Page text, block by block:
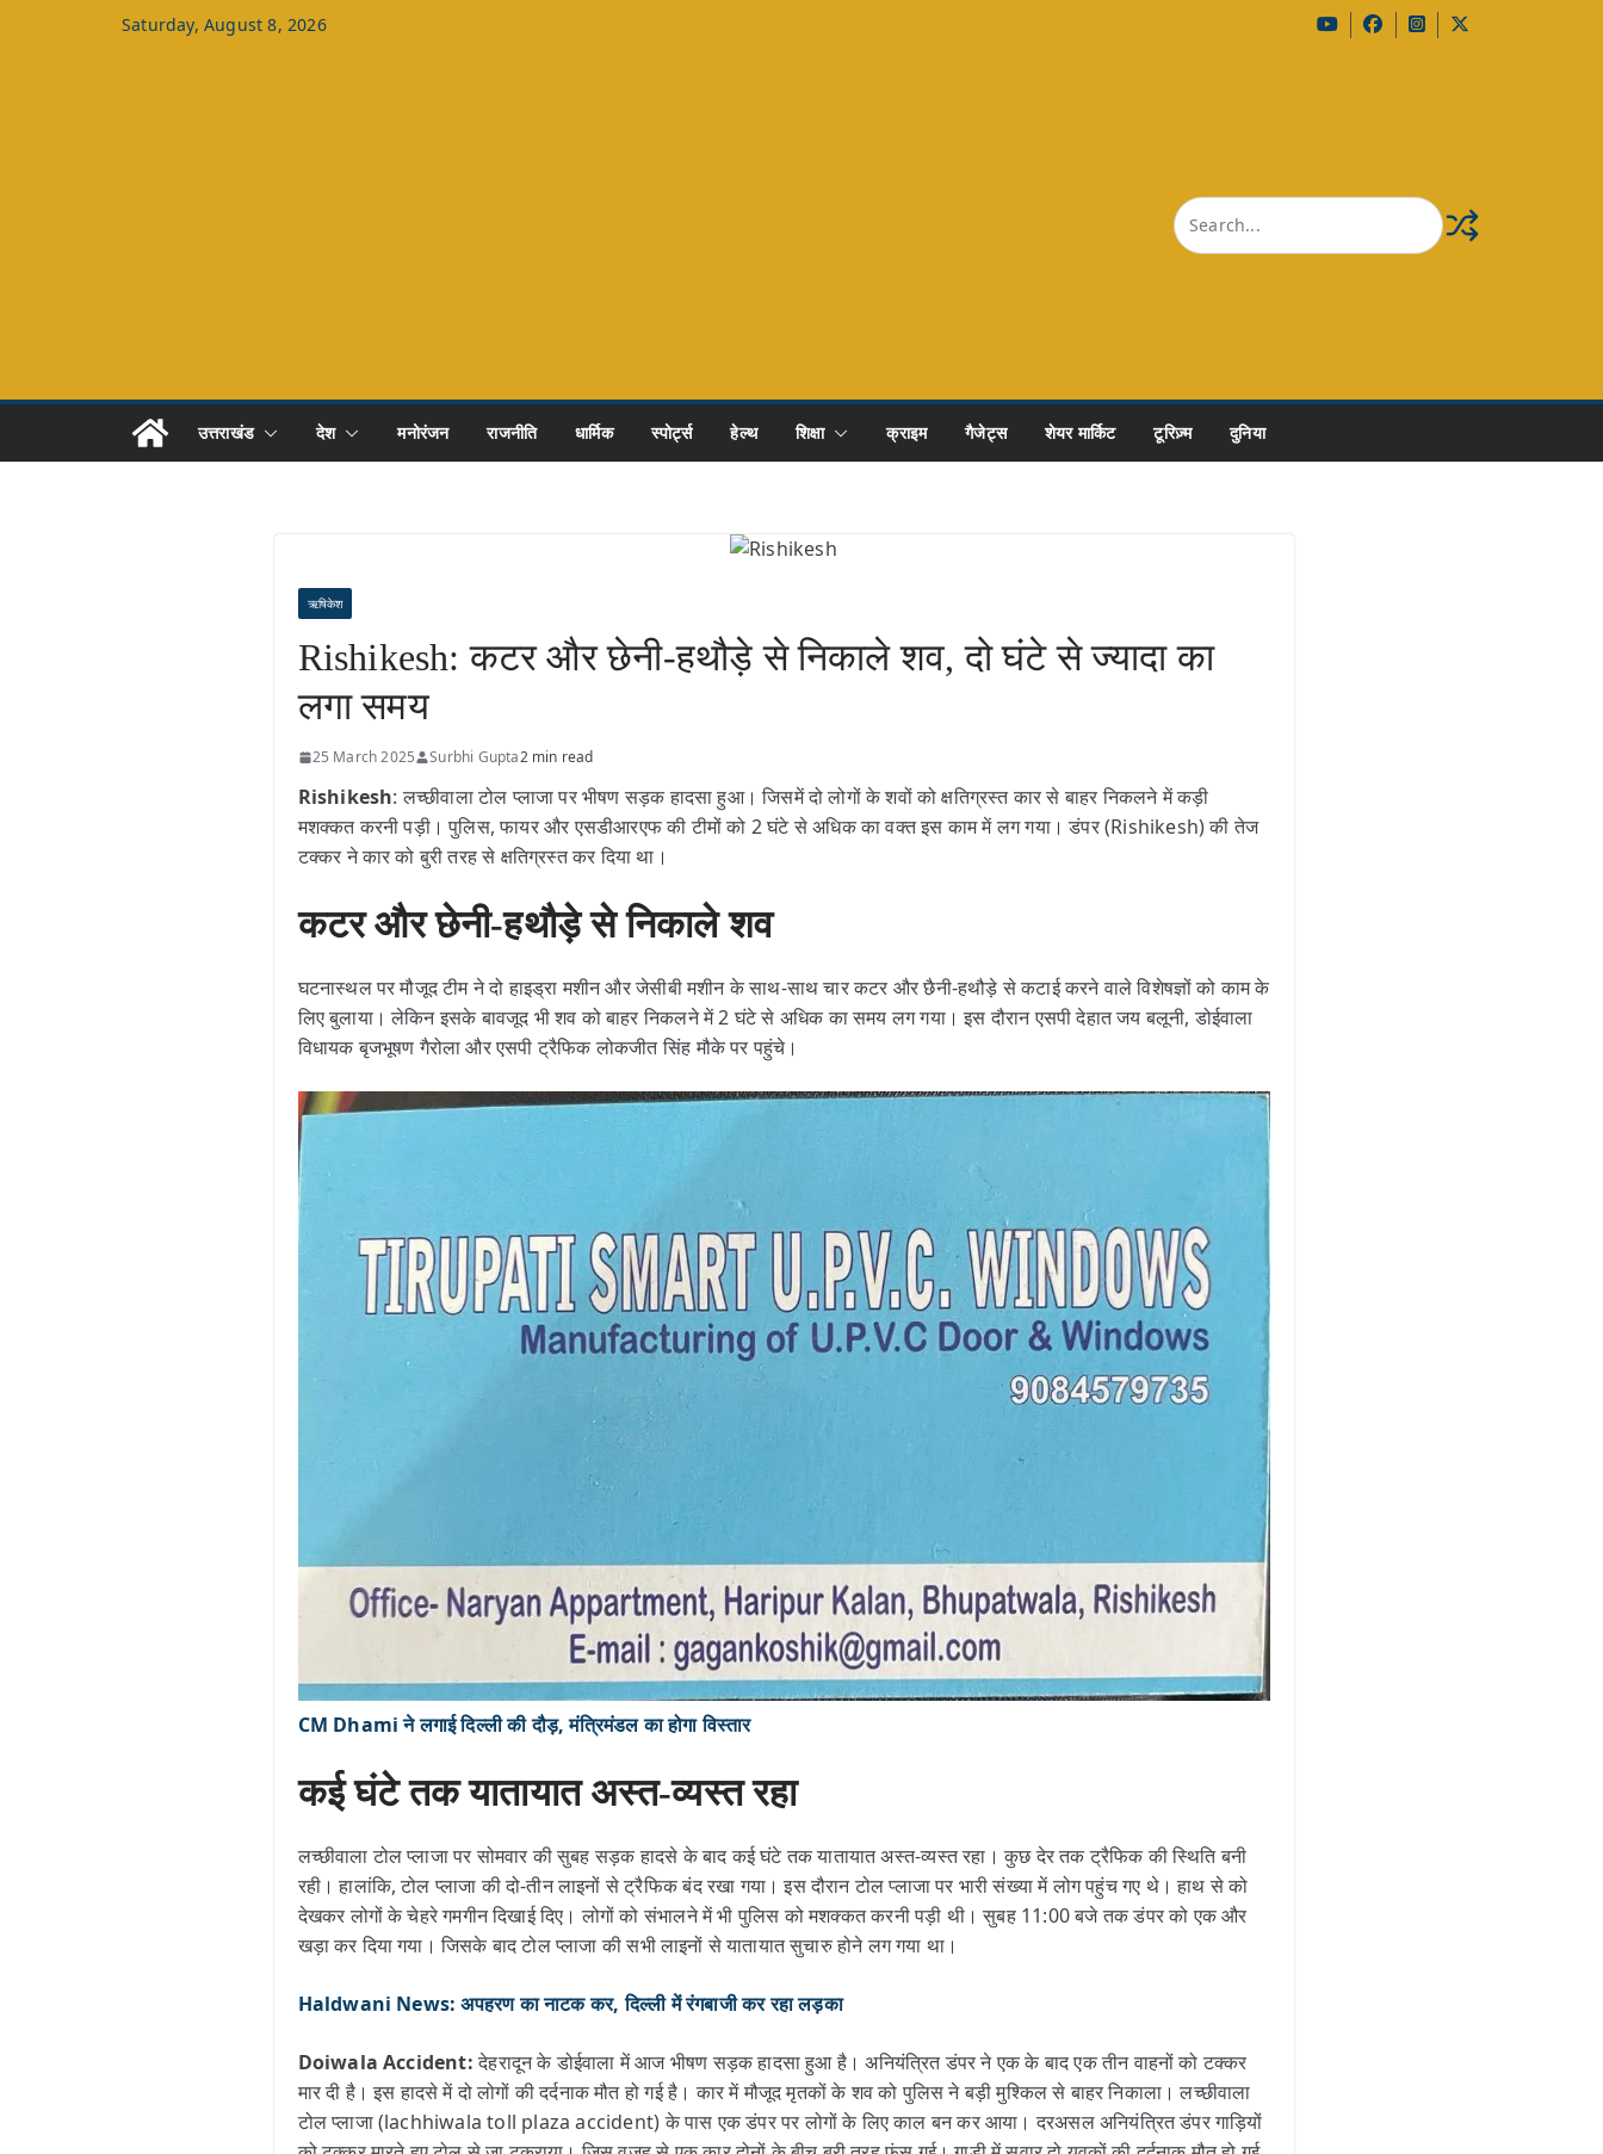
Saturday, August 8, 2026
उत्तराखंड देश मनोरंजन राजनीति धार्मिक स्पोर्ट्स हेल्थ शिक्षा क्राइम गैजेट्स शेयर मार्किट टूरिज़्म दुनिया
ऋषिकेश
Rishikesh: कटर और छेनी-हथौड़े से निकाले शव, दो घंटे से ज्यादा का
लगा समय
25 March 2025 Surbhi Gupta2 min read
Rishikesh: लच्छीवाला टोल प्लाजा पर भीषण सड़क हादसा हुआ। जिसमें दो लोगों के शवों को क्षतिग्रस्त कार से बाहर निकलने में कड़ी
मशक्कत करनी पड़ी। पुलिस, फायर और एसडीआरएफ की टीमों को 2 घंटे से अधिक का वक्त इस काम में लग गया। डंपर (Rishikesh) की तेज
टक्कर ने कार को बुरी तरह से क्षतिग्रस्त कर दिया था।
कटर और छेनी-हथौड़े से निकाले शव
घटनास्थल पर मौजूद टीम ने दो हाइड्रा मशीन और जेसीबी मशीन के साथ-साथ चार कटर और छैनी-हथौड़े से कटाई करने वाले विशेषज्ञों को काम के
लिए बुलाया। लेकिन इसके बावजूद भी शव को बाहर निकलने में 2 घंटे से अधिक का समय लग गया। इस दौरान एसपी देहात जय बलूनी, डोईवाला
विधायक बृजभूषण गैरोला और एसपी ट्रैफिक लोकजीत सिंह मौके पर पहुंचे।
CM Dhami ने लगाई दिल्ली की दौड़, मंत्रिमंडल का होगा विस्तार
कई घंटे तक यातायात अस्त-व्यस्त रहा
लच्छीवाला टोल प्लाजा पर सोमवार की सुबह सड़क हादसे के बाद कई घंटे तक यातायात अस्त-व्यस्त रहा। कुछ देर तक ट्रैफिक की स्थिति बनी
रही। हालांकि, टोल प्लाजा की दो-तीन लाइनों से ट्रैफिक बंद रखा गया। इस दौरान टोल प्लाजा पर भारी संख्या में लोग पहुंच गए थे। हाथ से को
देखकर लोगों के चेहरे गमगीन दिखाई दिए। लोगों को संभालने में भी पुलिस को मशक्कत करनी पड़ी थी। सुबह 11:00 बजे तक डंपर को एक और
खड़ा कर दिया गया। जिसके बाद टोल प्लाजा की सभी लाइनों से यातायात सुचारु होने लग गया था।
Haldwani News: अपहरण का नाटक कर, दिल्ली में रंगबाजी कर रहा लड़का
Doiwala Accident:देहरादून के डोईवाला में आज भीषण सड़क हादसा हुआ है। अनियंत्रित डंपर ने एक के बाद एक तीन वाहनों को टक्कर
मार दी है। इस हादसे में दो लोगों की दर्दनाक मौत हो गई है। कार में मौजूद मृतकों के शव को पुलिस ने बड़ी मुश्किल से बाहर निकाला। लच्छीवाला
टोल प्लाजा (lachhiwala toll plaza accident) के पास एक डंपर पर लोगों के लिए काल बन कर आया। दरअसल अनियंत्रित डंपर गाड़ियों